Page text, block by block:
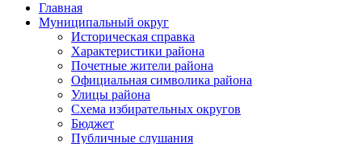
Главная
Муниципальный округ
Историческая справка
Характеристики района
Почетные жители района
Официальная символика района
Улицы района
Схема избирательных округов
Бюджет
Публичные слушания